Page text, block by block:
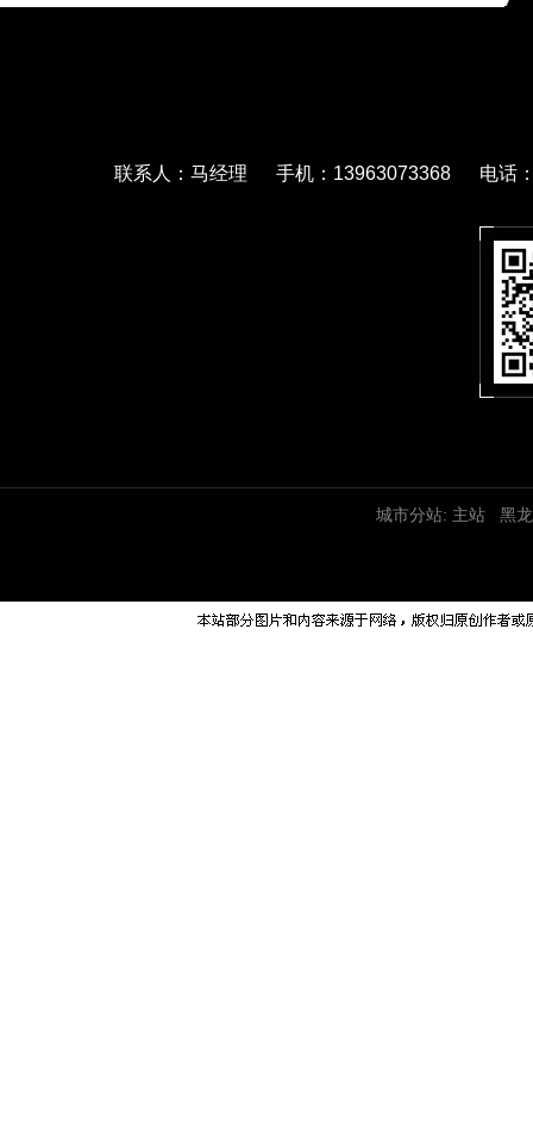
联系人：马经理 手机：13963073368 电话
城市分站: 主站 黑